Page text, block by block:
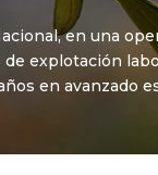
en una
explotación
en avanzado